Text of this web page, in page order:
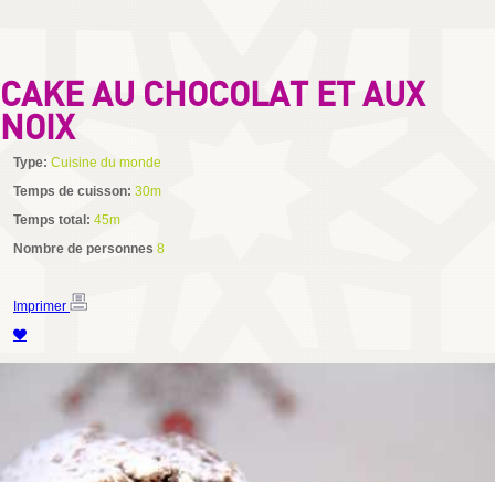
CAKE AU CHOCOLAT ET AUX
NOIX
Type: Cuisine du monde
Temps de cuisson: 30m
Temps total: 45m
Nombre de personnes 8
Imprimer